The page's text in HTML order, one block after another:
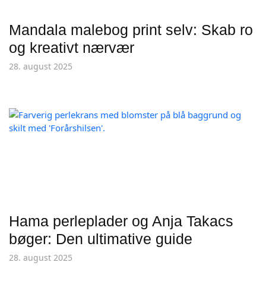
Mandala malebog print selv: Skab ro
og kreativt nærvær
28. august 2025
Hama perleplader og Anja Takacs
bøger: Den ultimative guide
28. august 2025